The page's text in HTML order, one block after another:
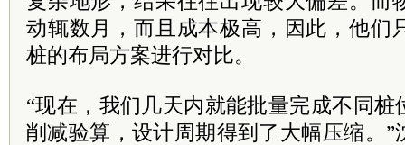
动辄数月，而且成本极高，因此，他们
桩的布局方案进行对比。
“现在，我们几天内就能批量完成不同
削减验算，设计周期得到了大幅压缩。